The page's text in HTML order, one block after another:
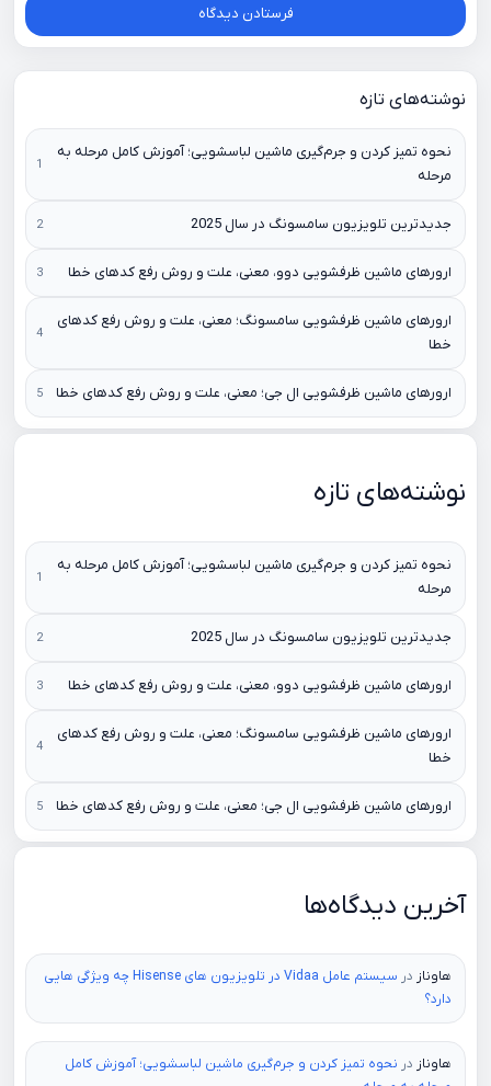
نوشته‌های تازه
نحوه تمیز کردن و جرم‌گیری ماشین لباسشویی؛ آموزش کامل مرحله به
مرحله
جدیدترین تلویزیون سامسونگ در سال 2025
ارورهای ماشین ظرفشویی دوو، معنی، علت و روش رفع کدهای خطا
ارورهای ماشین ظرفشویی سامسونگ؛ معنی، علت و روش رفع کدهای
خطا
ارورهای ماشین ظرفشویی ال جی؛ معنی، علت و روش رفع کدهای خطا
نوشته‌های تازه
نحوه تمیز کردن و جرم‌گیری ماشین لباسشویی؛ آموزش کامل مرحله به
مرحله
جدیدترین تلویزیون سامسونگ در سال 2025
ارورهای ماشین ظرفشویی دوو، معنی، علت و روش رفع کدهای خطا
ارورهای ماشین ظرفشویی سامسونگ؛ معنی، علت و روش رفع کدهای
خطا
ارورهای ماشین ظرفشویی ال جی؛ معنی، علت و روش رفع کدهای خطا
آخرین دیدگاه‌ها
هاوناز در
سیستم عامل Vidaa در تلویزیون های Hisense چه ویژگی هایی
دارد؟
هاوناز در نحوه تمیز کردن و جرم‌گیری ماشین لباسشویی؛ آموزش کامل